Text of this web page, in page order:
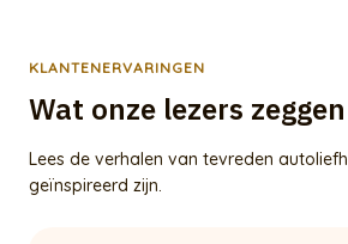
KLANTENERVARINGEN
Wat onze lezers zeggen
Lees de verhalen van tevreden
geïnspireerd zijn.